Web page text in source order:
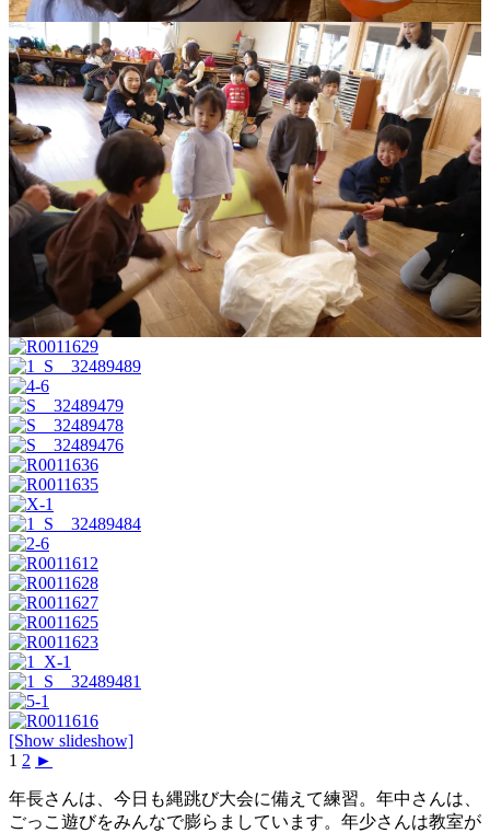
[Show slideshow]
1 2 ►
年長さんは、今日も縄跳び大会に備えて練習。年中さんは、
ごっこ遊びをみんなで膨らましています。年少さんは教室が